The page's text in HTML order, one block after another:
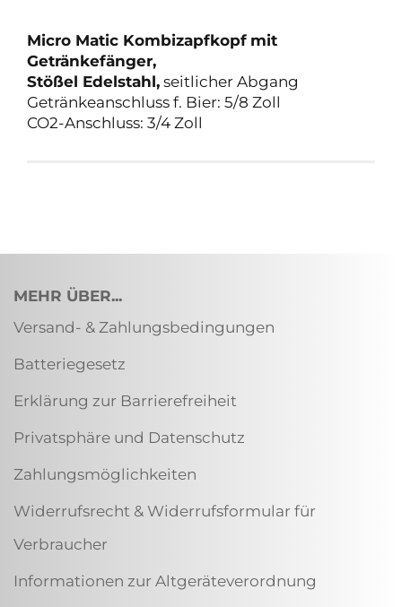
Micro Matic Kombizapfkopf mit
Getränkefänger,
Stößel Edelstahl, seitlicher Abgang
Getränkeanschluss f. Bier: 5/8 Zoll
CO2-Anschluss: 3/4 Zoll
MEHR ÜBER...
Versand- & Zahlungsbedingungen
Batteriegesetz
Erklärung zur Barrierefreiheit
Privatsphäre und Datenschutz
Zahlungsmöglichkeiten
Widerrufsrecht & Widerrufsformular für
Verbraucher
Informationen zur Altgeräteverordnung